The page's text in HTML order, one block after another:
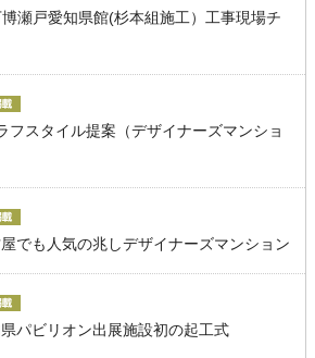
博瀬戸愛知県館(杉本組施工）工事現場チ
フスタイル提案（デザイナーズマンショ
屋でも人気の兆しデザイナーズマンション
県パビリオン出展施設初の起工式